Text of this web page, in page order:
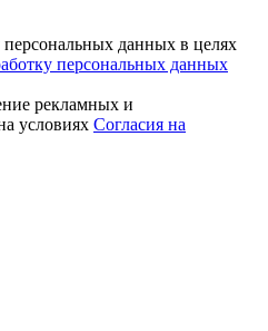
данных в целях
персональных данных
рекламных и
условиях Согласия на